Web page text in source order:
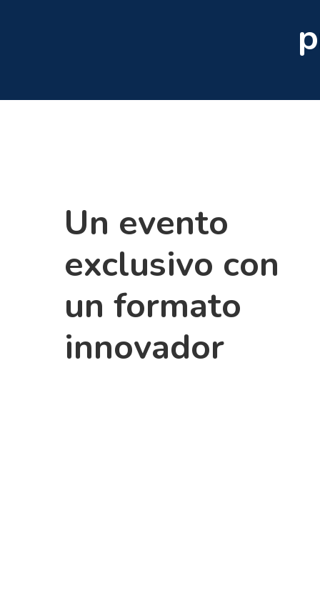
Un evento
exclusivo con
un formato
innovador